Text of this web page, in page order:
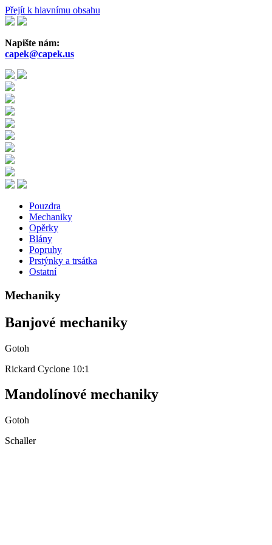
Přejít k hlavnímu obsahu
Napište nám:
capek@capek.us
Pouzdra
Mechaniky
Opěrky
Blány
Popruhy
Prstýnky a trsátka
Ostatní
Mechaniky
Banjové mechaniky
Gotoh
Rickard Cyclone 10:1
Mandolínové mechaniky
Gotoh
Schaller